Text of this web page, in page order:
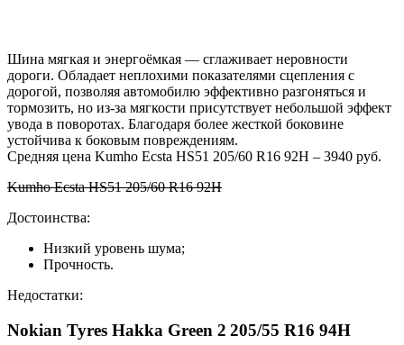
Шина мягкая и энергоёмкая — сглаживает неровности
дороги. Обладает неплохими показателями сцепления с
дорогой, позволяя автомобилю эффективно разгоняться и
тормозить, но из-за мягкости присутствует небольшой эффект
увода в поворотах. Благодаря более жесткой боковине
устойчива к боковым повреждениям.
Средняя цена Kumho Ecsta HS51 205/60 R16 92H – 3940 руб.
Kumho Ecsta HS51 205/60 R16 92H
Достоинства:
Низкий уровень шума;
Прочность.
Недостатки:
Nokian Tyres Hakka Green 2 205/55 R16 94H